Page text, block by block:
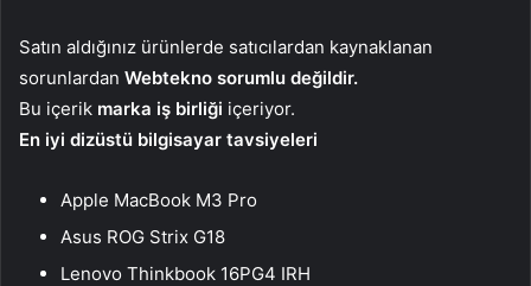
Satın aldığınız ürünlerde satıcılardan kaynaklanan
sorunlardan Webtekno sorumlu değildir.
Bu içerik marka iş birliği içeriyor.
En iyi dizüstü bilgisayar tavsiyeleri
Apple MacBook M3 Pro
Asus ROG Strix G18
Lenovo Thinkbook 16PG4 IRH